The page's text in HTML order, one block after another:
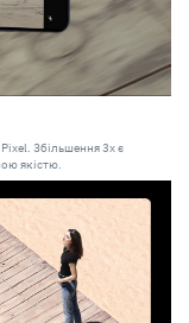
Збільшення 3x є
якістю.